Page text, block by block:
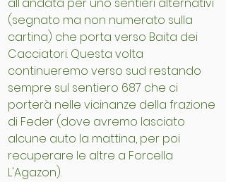
all'andata per uno sentieri alternativi
(segnato ma non numerato sulla
cartina) che porta verso Baita dei
Cacciatori. Questa volta
continueremo verso sud restando
sempre sul sentiero 687 che ci
porterà nelle vicinanze della frazione
di Feder (dove avremo lasciato
alcune auto la mattina, per poi
recuperare le altre a Forcella
L'Agazon).